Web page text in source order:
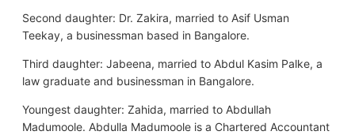
Second daughter: Dr. Zakira, married to Asif Usman
Teekay, a businessman based in Bangalore.
Third daughter: Jabeena, married to Abdul Kasim Palke, a
law graduate and businessman in Bangalore.
Youngest daughter: Zahida, married to Abdullah
Madumoole. Abdulla Madumoole is a Chartered Accountant